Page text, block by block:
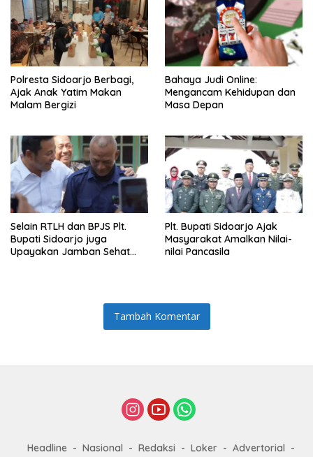
Polresta Sidoarjo Berbagi,
Ajak Anak Yatim Makan
Malam Bergizi
Bahaya Judi Online:
Mengancam Kehidupan dan
Masa Depan
Selain RTLH dan BPJS Plt.
Bupati Sidoarjo juga
Upayakan Jamban Sehat
Plt. Bupati Sidoarjo Ajak
Masyarakat Amalkan Nilai-
nilai Pancasila
Tambah Komentar
Headline Nasional Redaksi Loker
Advertorial